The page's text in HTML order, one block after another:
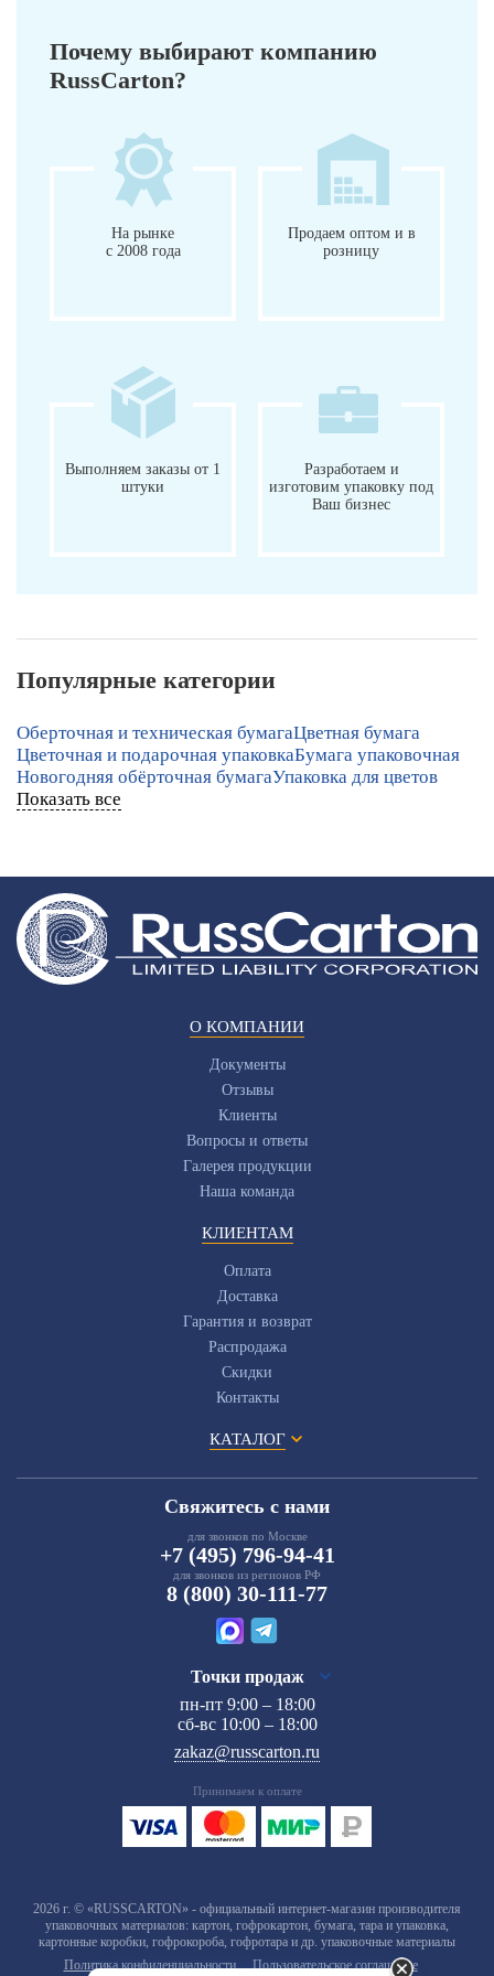
Почему выбирают компанию
RussCarton?
На рынке
с 2008 года
Продаем оптом и в
розницу
Выполняем заказы от 1
штуки
Разработаем и
изготовим упаковку под
Ваш бизнес
Популярные категории
Оберточная и техническая бумагаЦветная бумага
Цветочная и подарочная упаковкаБумага упаковочная
Новогодняя обёрточная бумагаУпаковка для цветов
Показать все
О КОМПАНИИ
Документы
Отзывы
Клиенты
Вопросы и ответы
Галерея продукции
Наша команда
КЛИЕНТАМ
Оплата
Доставка
Гарантия и возврат
Распродажа
Скидки
Контакты
КАТАЛОГ
Свяжитесь с нами
для звонков по Москве
+7 (495) 796-94-41
для звонков из регионов РФ
8 (800) 30-111-77
Точки продаж
пн-пт 9:00 – 18:00
сб-вс 10:00 – 18:00
zakaz@russcarton.ru
Принимаем к оплате
2026 г. © «RUSSCARTON» - официальный интернет-магазин производителя
упаковочных материалов: картон, гофрокартон, бумага, тара и упаковка,
картонные коробки, гофрокороба, гофротара и др. упаковочные материалы
Политика конфиденциальности
Пользовательское соглашение